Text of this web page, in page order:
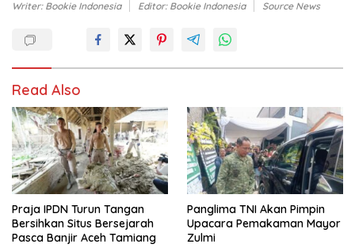
Writer: Bookie Indonesia Editor: Bookie Indonesia Source News
Read Also
Praja IPDN Turun Tangan
Bersihkan Situs Bersejarah
Pasca Banjir Aceh Tamiang
Panglima TNI Akan Pimpin
Upacara Pemakaman Mayor
Zulmi